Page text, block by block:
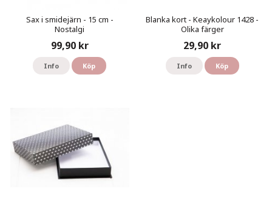
Sax i smidejärn - 15 cm -
Nostalgi
99,90 kr
Info Köp
Blanka kort - Keaykolour 1428 -
Olika färger
29,90 kr
Info Köp